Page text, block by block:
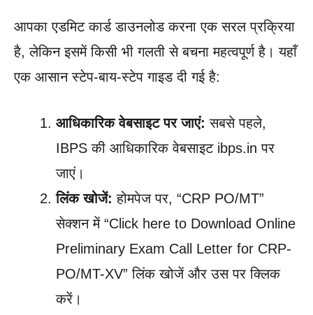
आपका एडमिट कार्ड डाउनलोड करना एक सरल प्रक्रिया
है, लेकिन इसमें किसी भी गलती से बचना महत्वपूर्ण है। यहाँ
एक आसान स्टेप-बाय-स्टेप गाइड दी गई है:
आधिकारिक वेबसाइट पर जाएं: सबसे पहले,
IBPS की आधिकारिक वेबसाइट ibps.in पर
जाएं।
लिंक खोजें: होमपेज पर, “CRP PO/MT”
सेक्शन में “Click here to Download Online
Preliminary Exam Call Letter for CRP-
PO/MT-XV” लिंक खोजें और उस पर क्लिक
करें।